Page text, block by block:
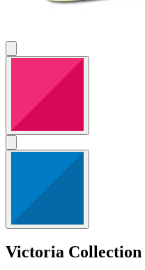
Victoria Collection